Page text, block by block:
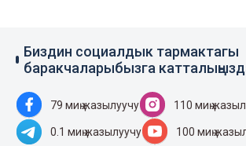
Биздин социалдык тармактагы
баракчаларыбызга
79 миң жазылуучу 110 миң
0.1 миң жазылуучу 100 миң